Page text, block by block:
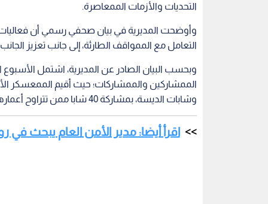
التحديات والأزمات الممعاصرة.
وأوضحت المديرية في بيان صحفي رسمي أن
التعامل مع الممواقف الطارئة، إلى جانب تعزيز
وبحسب البيان الصادر عن المديرية، اشتمل
الممشاركين والممشاركات؛ حيث أقيم الممعسكر
وشابات الديسة، بمشاركة 40 شابا ممن تتراوح أعمارهم بين 15 و17 عاما، وذلك بالشراكة مع مديرية الدفاع الممدني.
اقرأ أيضا: مدير الأمن العام يبحث